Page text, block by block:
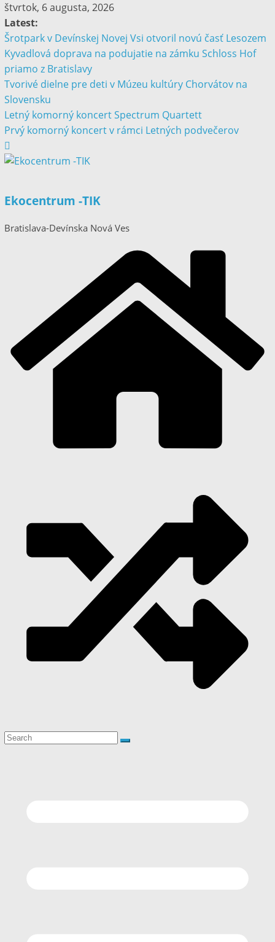
štvrtok, 6 augusta, 2026
Latest:
Šrotpark v Devínskej Novej Vsi otvoril novú časť Lesozem
Kyvadlová doprava na podujatie na zámku Schloss Hof
priamo z Bratislavy
Tvorivé dielne pre deti v Múzeu kultúry Chorvátov na
Slovensku
Letný komorný koncert Spectrum Quartett
Prvý komorný koncert v rámci Letných podvečerov
Ekocentrum -TIK
Bratislava-Devínska Nová Ves